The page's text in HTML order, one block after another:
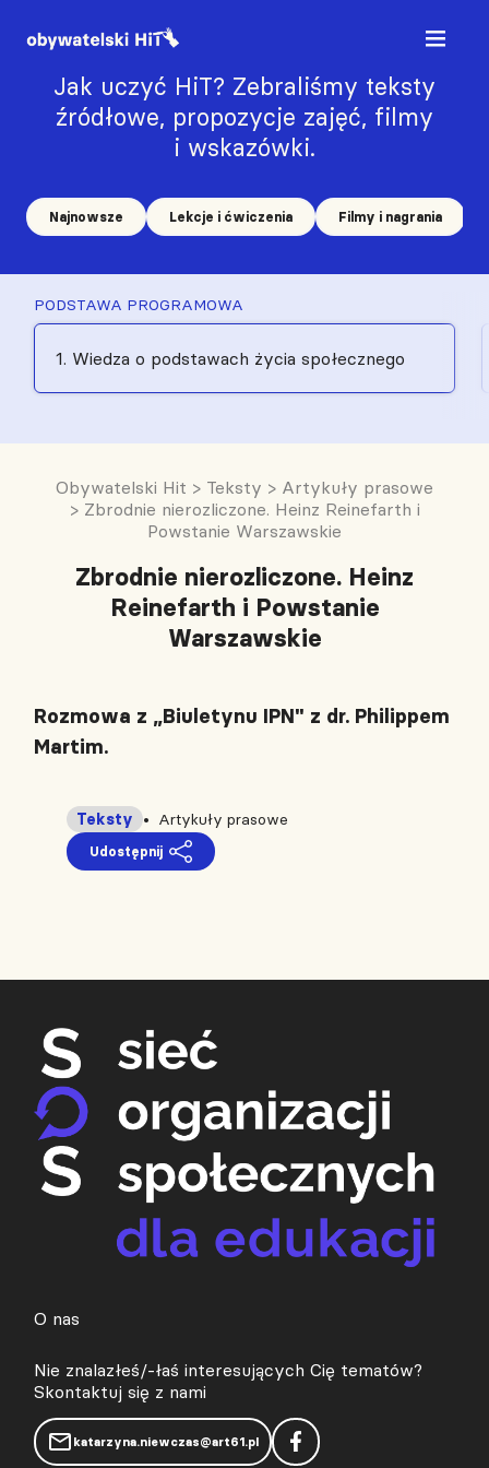
Jak uczyć HiT? Zebraliśmy teksty
źródłowe, propozycje zajęć, filmy
i wskazówki.
Najnowsze Lekcje i ćwiczenia Filmy i nagrania
PODSTAWA PROGRAMOWA
1. Wiedza o podstawach życia społecznego
Obywatelski Hit > Teksty > Artykuły prasowe
> Zbrodnie nierozliczone. Heinz Reinefarth i
Powstanie Warszawskie
Zbrodnie nierozliczone. Heinz
Reinefarth i Powstanie
Warszawskie
Rozmowa z „Biuletynu IPN" z dr. Philippem
Martim.
Teksty Artykuły prasowe
Udostępnij
O nas
Nie znalazłeś/-łaś interesujących Cię tematów?
Skontaktuj się z nami
katarzyna.niewczas@art61.pl